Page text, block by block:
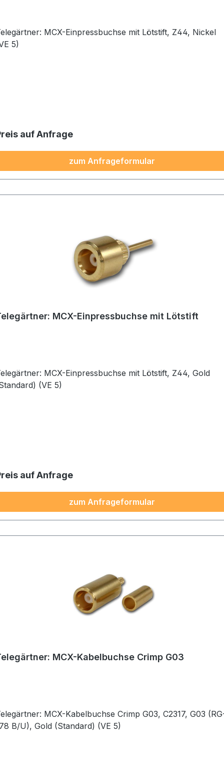
MCX-Einpressbuchse mit Lötstift, Z44, Nickel
5)
auf Anfrage
zum Anfrageformular
MCX-Einpressbuchse mit Lötstift
MCX-Einpressbuchse mit Lötstift, Z44, Gold
(VE 5)
auf Anfrage
zum Anfrageformular
MCX-Kabelbuchse Crimp G03
MCX-Kabelbuchse Crimp G03, C2317, G03 (RG-
B/U), Gold (Standard) (VE 5)